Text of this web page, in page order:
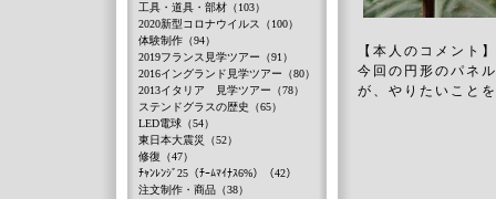
【本人のコメント】
今回の円形のパネ
が、やりたいこと
工具・道具・部材（103）
2020新型コロナウイルス（100）
体験制作（94）
2019フランス見学ツアー（91）
2016イングランド見学ツアー（80）
2013イタリア 見学ツアー（78）
ステンドグラスの歴史（65）
LED電球（54）
東日本大震災（52）
修復（47）
ﾁｬﾝﾚﾝｼﾞ25（ﾁｰﾑﾏｲﾅｽ6%）（42）
注文制作・商品（38）